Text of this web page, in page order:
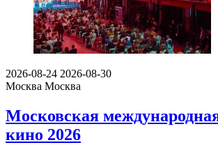
2026-08-24 2026-08-30
Москва Москва
Московская
кино 2026